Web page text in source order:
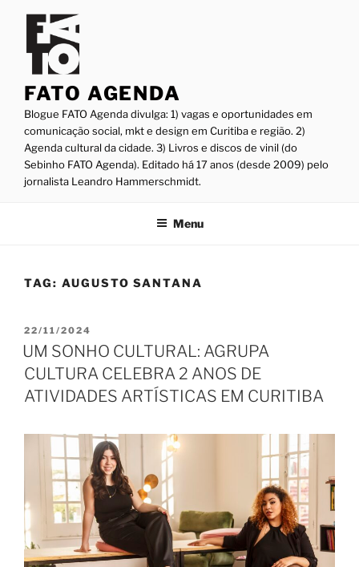
conteúdo
FATO AGENDA
Blogue FATO Agenda divulga: 1) vagas e oportunidades em
comunicação social, mkt e design em Curitiba e região. 2)
Agenda cultural da cidade. 3) Livros e discos de vinil (do
Sebinho FATO Agenda). Editado há 17 anos (desde 2009) pelo
jornalista Leandro Hammerschmidt.
Menu
TAG: AUGUSTO SANTANA
PUBLICADO
EM
22/11/2024
UM SONHO CULTURAL: AGRUPA
CULTURA CELEBRA 2 ANOS DE
ATIVIDADES ARTÍSTICAS EM CURITIBA